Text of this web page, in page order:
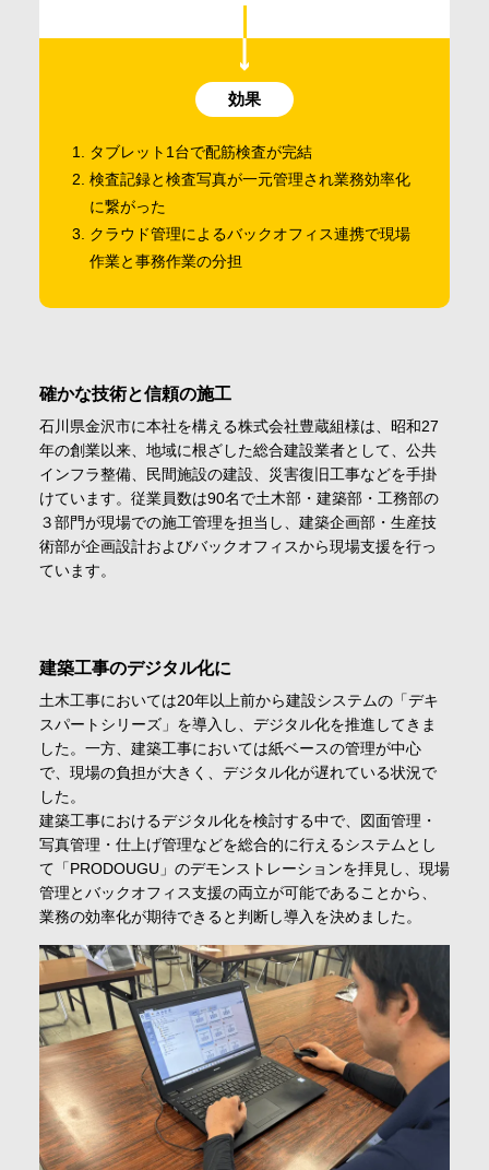
効果
タブレット1台で配筋検査が完結
検査記録と検査写真が一元管理され業務効率化
に繋がった
クラウド管理によるバックオフィス連携で現場
作業と事務作業の分担
確かな技術と信頼の施工
石川県金沢市に本社を構える株式会社豊蔵組様は、昭和27
年の創業以来、地域に根ざした総合建設業者として、公共
インフラ整備、民間施設の建設、災害復旧工事などを手掛
けています。従業員数は90名で土木部・建築部・工務部の
３部門が現場での施工管理を担当し、建築企画部・生産技
術部が企画設計およびバックオフィスから現場支援を行っ
ています。
建築工事のデジタル化に
土木工事においては20年以上前から建設システムの「デキ
スパートシリーズ」を導入し、デジタル化を推進してきま
した。一方、建築工事においては紙ベースの管理が中心
で、現場の負担が大きく、デジタル化が遅れている状況で
した。
建築工事におけるデジタル化を検討する中で、図面管理・
写真管理・仕上げ管理などを総合的に行えるシステムとし
て「PRODOUGU」のデモンストレーションを拝見し、現場
管理とバックオフィス支援の両立が可能であることから、
業務の効率化が期待できると判断し導入を決めました。